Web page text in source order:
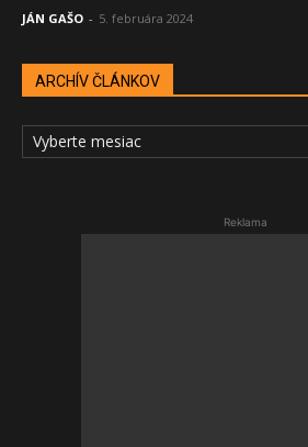
JÁN GAŠO - 5. februára 2024
ARCHÍV ČLÁNKOV
ARCHÍV
ČLÁNKOV
Reklama